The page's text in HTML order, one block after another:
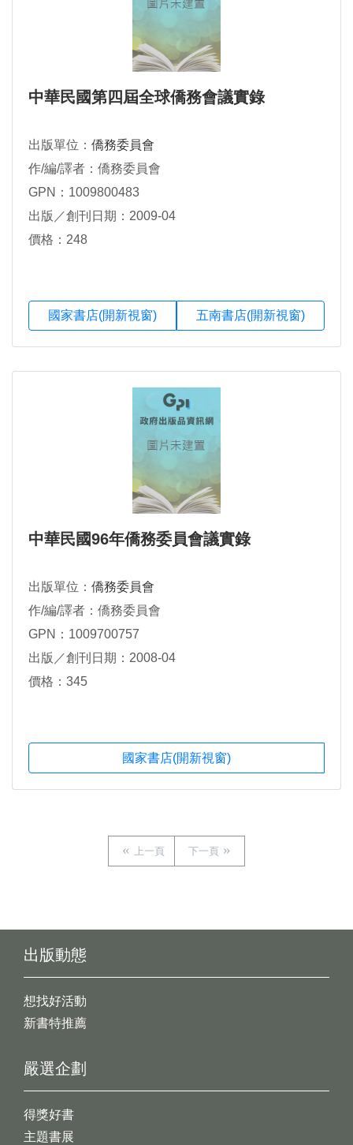
中華民國第四屆全球僑務會議實錄
出版單位： 僑務委員會
作/編/譯者：僑務委員會
GPN：1009800483
出版／創刊日期：2009-04
價格：248
國家書店(開新視窗) 五南書店(開新視窗)
中華民國96年僑務委員會議實錄
出版單位： 僑務委員會
作/編/譯者：僑務委員會
GPN：1009700757
出版／創刊日期：2008-04
價格：345
國家書店(開新視窗)
上一頁 下一頁
出版動態
想找好活動
新書特推薦
嚴選企劃
得獎好書
主題書展